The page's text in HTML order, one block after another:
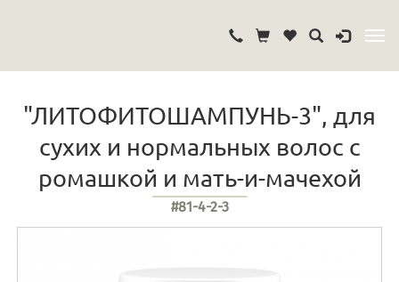
"ЛИТОФИТОШАМПУНЬ-3", для
сухих и нормальных волос с
ромашкой и мать-и-мачехой
#81-4-2-3